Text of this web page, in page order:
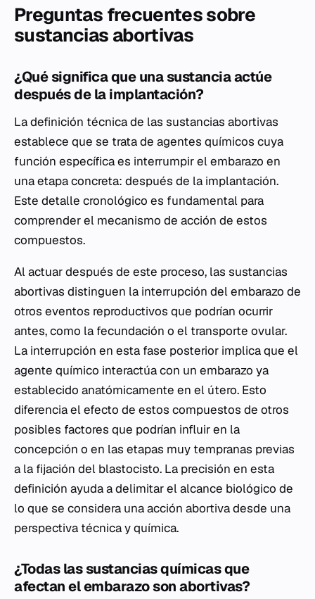
Preguntas frecuentes sobre
sustancias abortivas
¿Qué significa que una sustancia actúe
después de la implantación?
La definición técnica de las sustancias abortivas
establece que se trata de agentes químicos cuya
función específica es interrumpir el embarazo en
una etapa concreta: después de la implantación.
Este detalle cronológico es fundamental para
comprender el mecanismo de acción de estos
compuestos.
Al actuar después de este proceso, las sustancias
abortivas distinguen la interrupción del embarazo de
otros eventos reproductivos que podrían ocurrir
antes, como la fecundación o el transporte ovular.
La interrupción en esta fase posterior implica que el
agente químico interactúa con un embarazo ya
establecido anatómicamente en el útero. Esto
diferencia el efecto de estos compuestos de otros
posibles factores que podrían influir en la
concepción o en las etapas muy tempranas previas
a la fijación del blastocisto. La precisión en esta
definición ayuda a delimitar el alcance biológico de
lo que se considera una acción abortiva desde una
perspectiva técnica y química.
¿Todas las sustancias químicas que
afectan el embarazo son abortivas?